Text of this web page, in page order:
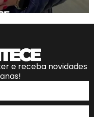
e receba novidades